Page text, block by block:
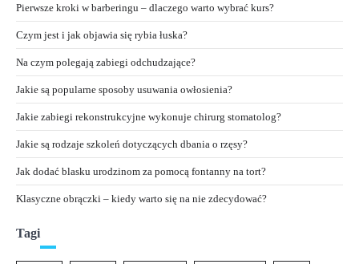
Pierwsze kroki w barberingu – dlaczego warto wybrać kurs?
Czym jest i jak objawia się rybia łuska?
Na czym polegają zabiegi odchudzające?
Jakie są popularne sposoby usuwania owłosienia?
Jakie zabiegi rekonstrukcyjne wykonuje chirurg stomatolog?
Jakie są rodzaje szkoleń dotyczących dbania o rzęsy?
Jak dodać blasku urodzinom za pomocą fontanny na tort?
Klasyczne obrączki – kiedy warto się na nie zdecydować?
Tagi